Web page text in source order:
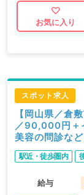
お気に入り
スポット求人
【岡山県／
／90,000円＋
美容の問診な
駅近・徒歩圏内
給与